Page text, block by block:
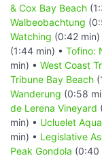
& Cox Bay Beach
Walbeobachtung
Watching (0:42 min)
(1:44 min) • Tofino:
min) • West Coast
Tribune Bay Beach
Wanderung (0:58
de Lerena Vineyard
min) • Ucluelet
min) • Legislative
Peak Gondola (0:40